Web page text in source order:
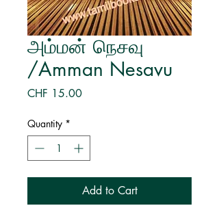
அம்மன் நெசவு
/Amman Nesavu
CHF 15.00Price
Quantity *
Add to Cart